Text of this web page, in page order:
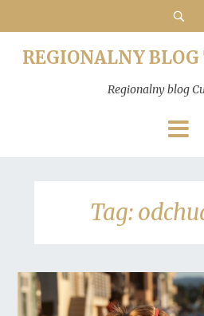
REGIONALNY
Regionalny blog
Tag: